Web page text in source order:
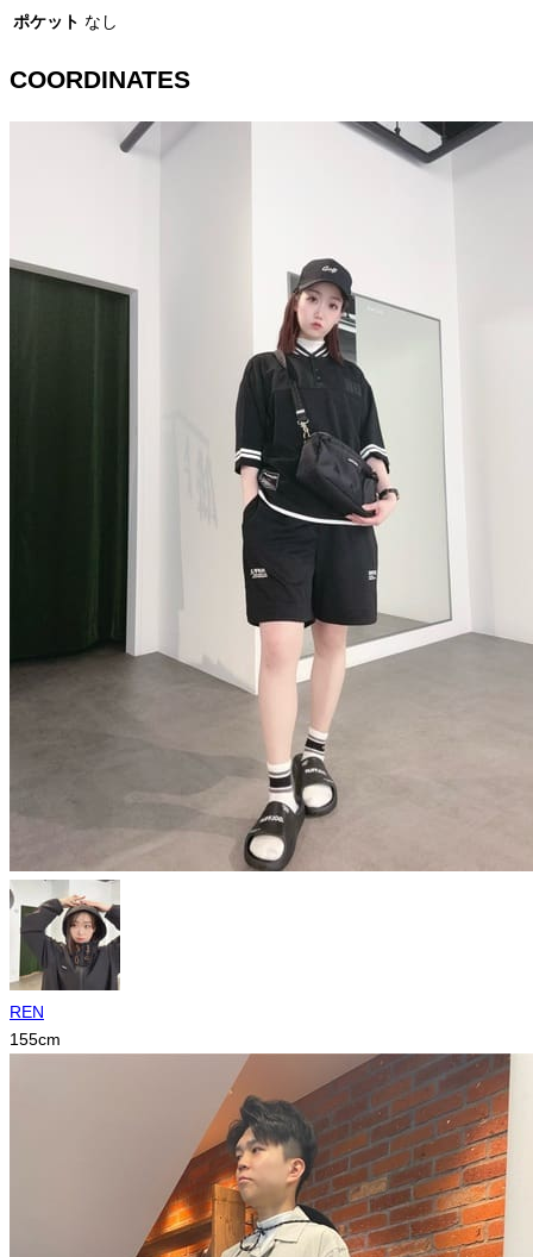
ポケット なし
COORDINATES
REN
155cm